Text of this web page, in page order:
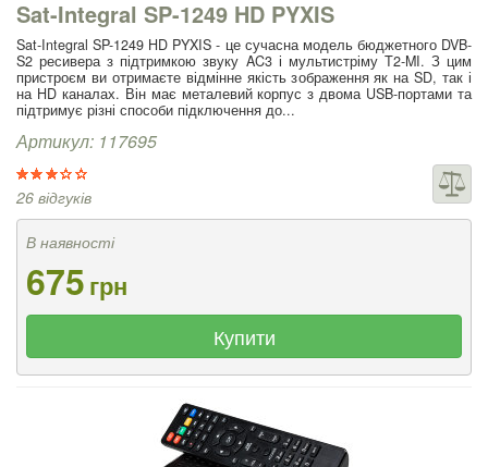
Sat-Integral SP-1249 HD PYXIS
Sat-Integral SP-1249 HD PYXIS - це сучасна модель бюджетного DVB-
S2 ресивера з підтримкою звуку AC3 і мультистріму T2-MI. З цим
пристроєм ви отримаєте відмінне якість зображення як на SD, так і
на HD каналах. Він має металевий корпус з двома USB-портами та
підтримує різні способи підключення до...
Артикул: 117695
26 відгуків
В наявності
675грн
Купити